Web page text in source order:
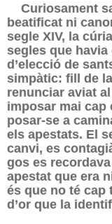
Curiosament
beatificat ni
segle XIV, la
segles que
d’elecció de
simpàtic: fill de
renunciar aviat
imposar mai cap
posar-se a
els apestats. El
canvi, es
gos es
apestat que era
és que no té cap
d’or que la